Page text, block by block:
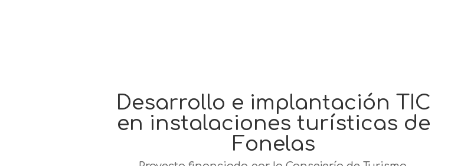
Desarrollo e implantación TIC
en instalaciones turísticas de
Fonelas